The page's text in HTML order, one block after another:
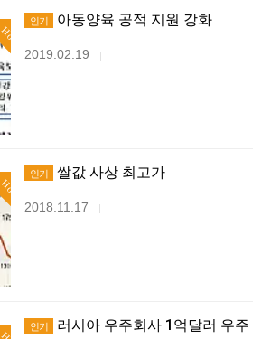
Hot
인기 아동양육 공적 지원 강화
2019.02.19 |
Hot
인기 쌀값 사상 최고가
2018.11.17 |
인기
러시아 우주회사 1억달러 우주